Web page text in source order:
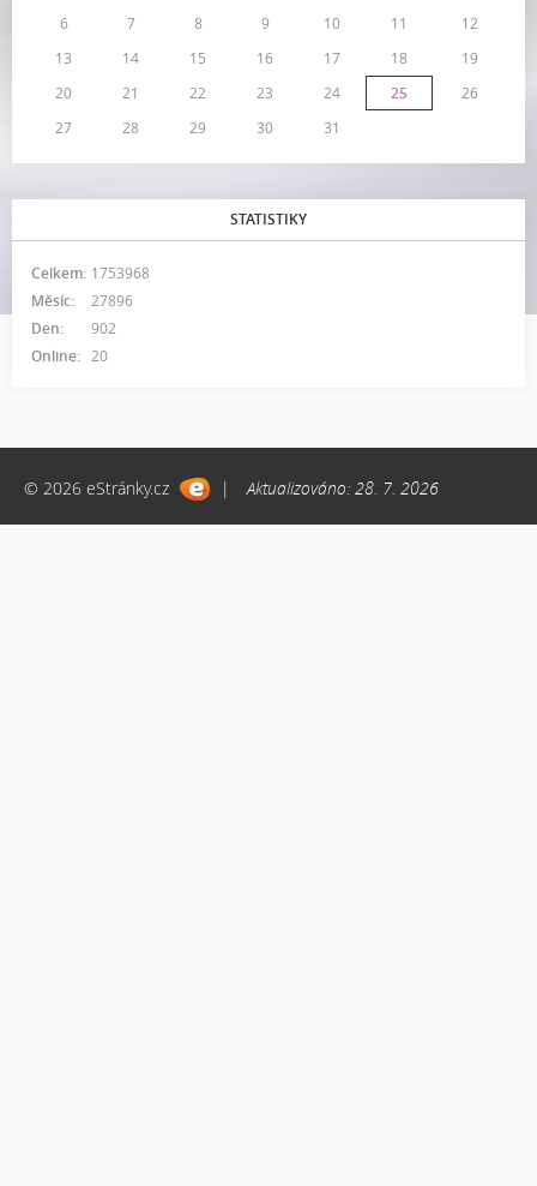
6
7 8 9 10 11
12
13
14 15 16 17 18
19
20
21 22 23 24 25
26
27
28 29 30 31
STATISTIKY
Online: 20
Celkem: 1753968
Měsíc:
27896
Den:
902
© 2026 eStránky.cz | Aktualizováno: 28. 7. 2026